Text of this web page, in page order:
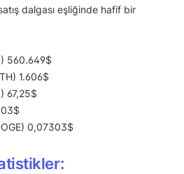
dalgası eşliğinde hafif bir
560.649$
1.606$
67,25$
0,07303$